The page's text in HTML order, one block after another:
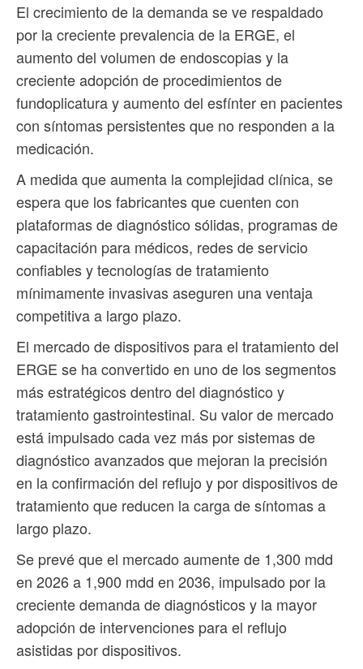
El crecimiento de la demanda se ve respaldado
por la creciente prevalencia de la ERGE, el
aumento del volumen de endoscopias y la
creciente adopción de procedimientos de
fundoplicatura y aumento del esfínter en pacientes
con síntomas persistentes que no responden a la
medicación.
A medida que aumenta la complejidad clínica, se
espera que los fabricantes que cuenten con
plataformas de diagnóstico sólidas, programas de
capacitación para médicos, redes de servicio
confiables y tecnologías de tratamiento
mínimamente invasivas aseguren una ventaja
competitiva a largo plazo.
El mercado de dispositivos para el tratamiento del
ERGE se ha convertido en uno de los segmentos
más estratégicos dentro del diagnóstico y
tratamiento gastrointestinal. Su valor de mercado
está impulsado cada vez más por sistemas de
diagnóstico avanzados que mejoran la precisión
en la confirmación del reflujo y por dispositivos de
tratamiento que reducen la carga de síntomas a
largo plazo.
Se prevé que el mercado aumente de 1,300 mdd
en 2026 a 1,900 mdd en 2036, impulsado por la
creciente demanda de diagnósticos y la mayor
adopción de intervenciones para el reflujo
asistidas por dispositivos.